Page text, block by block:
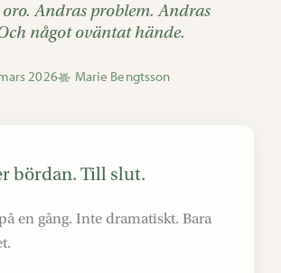
Andras problem. Andras
något oväntat hände.
2026 Marie Bengtsson
bördan. Till slut.
en gång. Inte dramatiskt. Bara